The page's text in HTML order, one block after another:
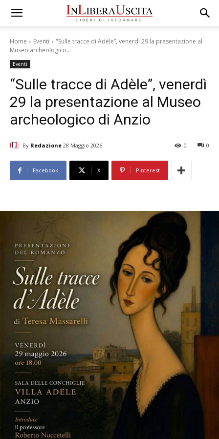
Home Eventi
"Sulle tracce di Adèle”, venerdì 29 la presentazione al
Museo archeologico...
Eventi
“Sulle tracce di Adèle”, venerdì
29 la presentazione al Museo
archeologico di Anzio
By Redazione 28 Maggio 2026 0
0
Facebook X Pinterest